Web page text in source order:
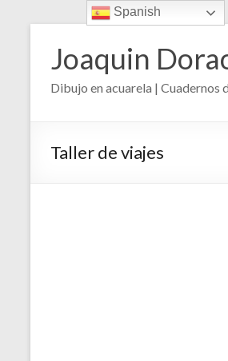
contenido
Joaquin
Dibujo en acuarela | Cuadernos
Taller de viajes
Spanish